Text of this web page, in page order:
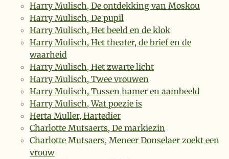
Harry Mulisch, De ontdekking van Moskou
Harry Mulisch, De pupil
Harry Mulisch, Het beeld en de klok
Harry Mulisch, Het theater, de brief en de
waarheid
Harry Mulisch, Het zwarte licht
Harry Mulisch, Twee vrouwen
Harry Mulisch, Tussen hamer en aambeeld
Harry Mulisch, Wat poezie is
Herta Muller, Hartedier
Charlotte Mutsaerts, De markiezin
Charlotte Mutsaers, Meneer Donselaer zoekt een
vrouw